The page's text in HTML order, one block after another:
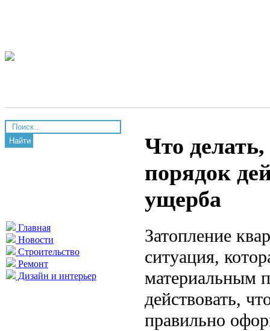
Найти
Главная
Новости
Строительство
Ремонт
Дизайн и интерьер
Что делать,
порядок
ущерба
Затопление
ситуация,
материальным
действовать,
правильно